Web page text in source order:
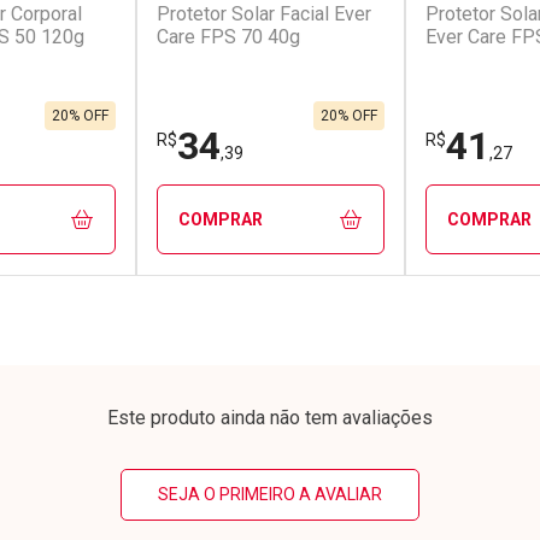
cada
cada
Ativar Desconto
Por R$ 88,98/cada
Por R$ 88,98/cada
Ativar
Por R$
Por R$
Corporal
50 120g
20% OFF
Protetor Solar Facial Ever
Care FPS 70 40g
R$34,39
20% OFF
COMPRAR
Protetor
Ever Care
R$41 ,27
COMPRAR
Este produto ainda não tem avaliações
SEJA O PRIMEIRO A AVALIAR